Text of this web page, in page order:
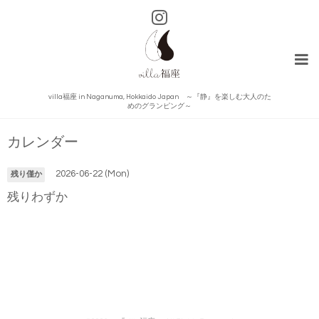
villa福座 in Naganuma, Hokkaido Japan ～『静』を楽しむ大人のた
めのグランピング～
カレンダー
残り僅か 2026-06-22 (Mon)
残りわずか